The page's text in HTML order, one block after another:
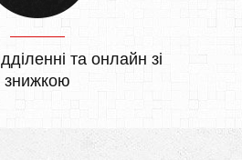
та онлайн зі
знижкою